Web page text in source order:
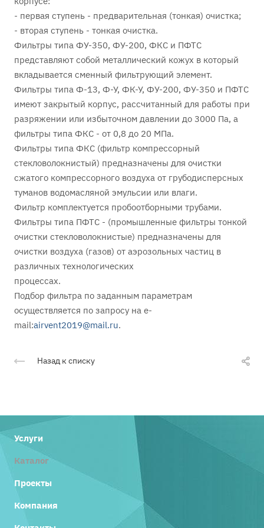
- первая ступень - предварительная (тонкая) очистка;
- вторая ступень - тонкая очистка.
Фильтры типа ФУ-350, ФУ-200, ФКС и ПФТС
представляют собой металлический кожух в который
вкладывается сменный фильтрующий элемент.
Фильтры типа Ф-13, Ф-У, ФК-У, ФУ-200, ФУ-350 и ПФТС
имеют закрытый корпус, рассчитанный для работы при
разряжении или избыточном давлении до 3000 Па, а
фильтры типа ФКС - от 0,8 до 20 МПа.
Фильтры типа ФКС (фильтр компрессорный
стекловолокнистый) предназначены для очистки
сжатого компрессорного воздуха от грубодисперсных
туманов водомасляной эмульсии или влаги.
Фильтр комплектуется пробоотборными трубами.
Фильтры типа ПФТС - (промышленные фильтры тонкой
очистки стекловолокнистые) предназначены для
очистки воздуха (газов) от аэрозольных частиц в
различных технологических
процессах.
Подбор фильтра по заданным параметрам
осуществляется по запросу на e-
mail:airvent2019@mail.ru.
Назад к списку
Услуги
Каталог
Проекты
Компания